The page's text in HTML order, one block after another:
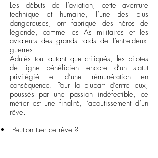
Les débuts de l’aviation, cette aventure
technique et humaine, l’une des plus
dangereuses, ont fabriqué des héros de
légende, comme les As militaires et les
aviateurs des grands raids de l’entre-deux-
guerres.
Adulés tout autant que critiqués, les pilotes
de ligne bénéficient encore d’un statut
privilégié et d’une rémunération en
conséquence. Pour la plupart d’entre eux,
poussés par une passion indéfectible, ce
métier est une finalité, l’aboutissement d’un
rêve.
Peut-on tuer ce rêve ?